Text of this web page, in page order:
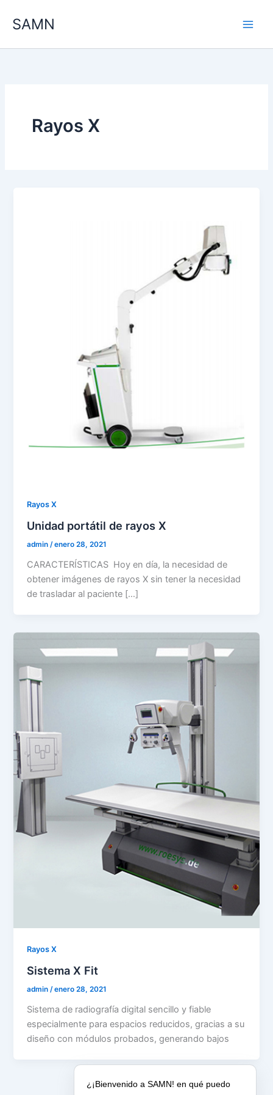
SAMN
Rayos X
Rayos X
Unidad portátil de rayos X
admin/enero 28, 2021
CARACTERÍSTICAS Hoy en día, la necesidad de
obtener imágenes de rayos X sin tener la necesidad
de trasladar al paciente […]
Rayos X
Sistema X Fit
admin/enero 28, 2021
Sistema de radiografía digital sencillo y fiable
especialmente para espacios reducidos, gracias a su
diseño con módulos probados, generando bajos
¿¡Bienvenido a SAMN! en qué puedo